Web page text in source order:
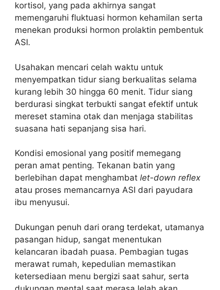
kortisol, yang pada akhirnya sangat
memengaruhi fluktuasi hormon kehamilan serta
menekan produksi hormon prolaktin pembentuk
ASI.
Usahakan mencari celah waktu untuk
menyempatkan tidur siang berkualitas selama
kurang lebih 30 hingga 60 menit. Tidur siang
berdurasi singkat terbukti sangat efektif untuk
mereset stamina otak dan menjaga stabilitas
suasana hati sepanjang sisa hari.
Kondisi emosional yang positif memegang
peran amat penting. Tekanan batin yang
berlebihan dapat menghambat let-down reflex
atau proses memancarnya ASI dari payudara
ibu menyusui.
Dukungan penuh dari orang terdekat, utamanya
pasangan hidup, sangat menentukan
kelancaran ibadah puasa. Pembagian tugas
merawat rumah, kepedulian memastikan
ketersediaan menu bergizi saat sahur, serta